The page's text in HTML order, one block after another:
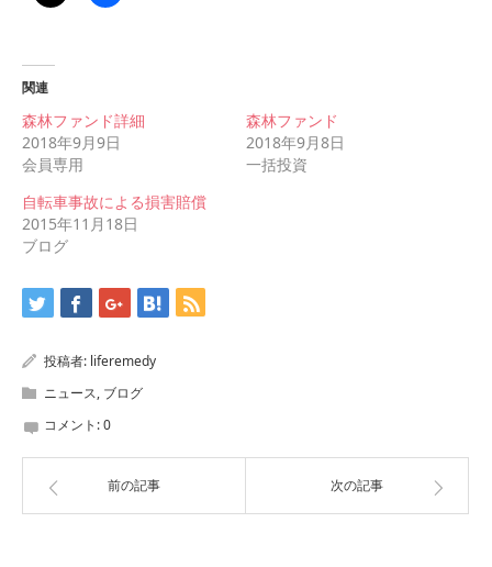
関連
森林ファンド詳細
2018年9月9日
会員専用
森林ファンド
2018年9月8日
一括投資
自転車事故による損害賠償
2015年11月18日
ブログ
投稿者: liferemedy
ニュース, ブログ
コメント:0
前の記事 次の記事